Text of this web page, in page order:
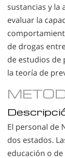
sustancias y la
evaluar la
de drogas
de estudios de
la teoría de
El personal de
dos estados.
educación o